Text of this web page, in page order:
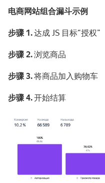
电商网站组合漏斗示例
步骤 1.达成 JS 目标“授权”
步骤 2.浏览商品
步骤 3.将商品加入购物车
步骤 4.开始结算